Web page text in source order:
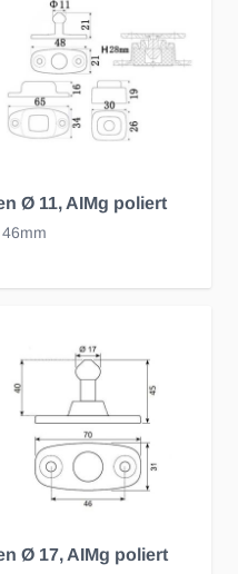
Ø 11, AIMg poliert
Ø 17, AIMg poliert